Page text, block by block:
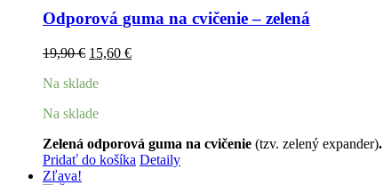
Odporová guma na cvičenie – zelená
19,90€ Pôvodná
bola:
15,60 €Aktuálna
Na sklade
Na sklade
Zelená odporová guma na cvičenie (tzv. zelený expander).
Pridať do košíka Detaily
Zľava!